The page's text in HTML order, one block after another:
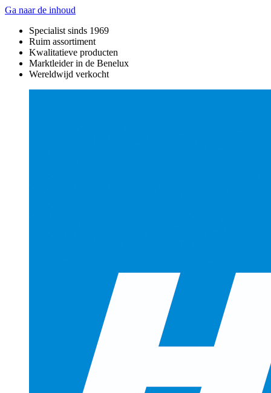
Ga naar de inhoud
Specialist sinds 1969
Ruim assortiment
Kwalitatieve producten
Marktleider in de Benelux
Wereldwijd verkocht